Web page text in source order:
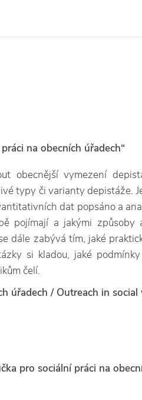
na obecních úřadech“
obecnější vymezení
typy či varianty depistáže.
dat popsáno a
pojímají a jakými
dále zabývá tím, jaké
si kladou, jaké
čelí.
úřadech / Outreach in
pro sociální práci na